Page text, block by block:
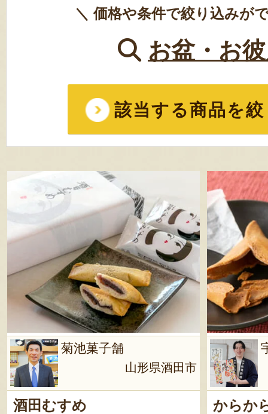
＼ 価格や条件で絞り込みが
お盆・お
該当する商品を
菊池菓子舗
山形県酒田市
酒田むすめ からか